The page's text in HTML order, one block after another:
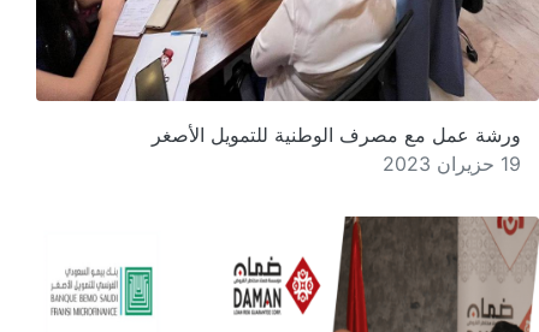
ورشة عمل مع مصرف الوطنية للتمويل الأصغر
19 حزيران 2023